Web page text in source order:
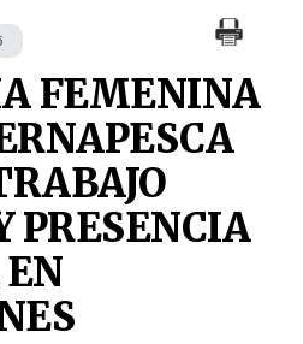
FEMENINA
PRESENCIA